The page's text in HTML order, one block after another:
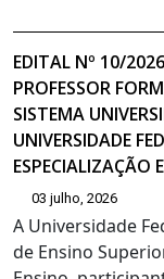
EDITAL Nº 10/
PROFESSOR
SISTEMA
UNIVERSIDADE
ESPECIALIZAÇÃO
03 julho, 2026
A Universidade
de Ensino